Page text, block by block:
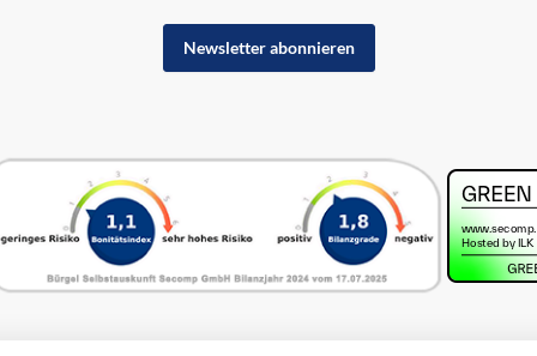
Newsletter abonnieren